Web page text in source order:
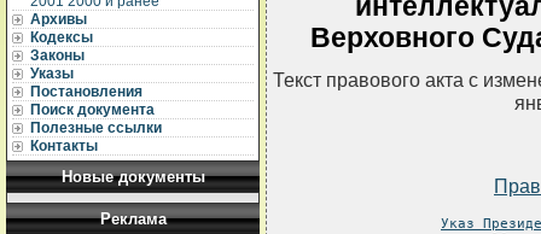
Архивы
Кодексы
Законы
Указы
Постановления
Поиск документа
Полезные ссылки
Контакты
Новые документы
Реклама
Верховного
Текст правового акта с
Указ